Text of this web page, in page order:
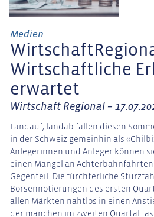
Medien
Wirtschaftliche
erwartet
Wirtschaft Regional –
Landauf, landab fallen diesen
in der Schweiz gemeinhin als
Anlegerinnen und Anleger können
einen Mangel an
Gegenteil. Die fürchterliche
Börsennotierungen des ersten
allen Märkten nahtlos in einen
der manchen im zweiten Quartal